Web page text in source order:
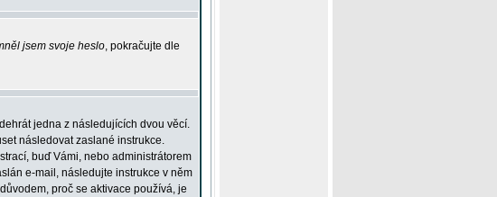
jsem svoje heslo, pokračujte dle
jedna z následujících dvou věcí.
následovat zaslané instrukce.
buď Vámi, nebo administrátorem
e-mail, následujte instrukce v něm
proč se aktivace používá, je